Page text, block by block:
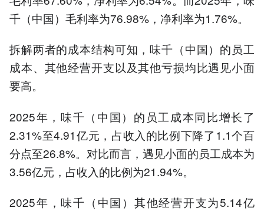
千（中国）毛利率为76.98%，净利率为1.76%。
拆解两者的成本结构可知，味千（中国）的员工
成本、其他经营开支以及其他亏损均比遇见小面
要高。
2025年，味千（中国）的员工成本同比增长了
2.31%至4.91亿元，占收入的比例下降了1.1个百
分点至26.8%。对比而言，遇见小面的员工成本为
3.56亿元，占收入的比例为21.94%。
2025年，味千（中国）其他经营开支为5.14亿